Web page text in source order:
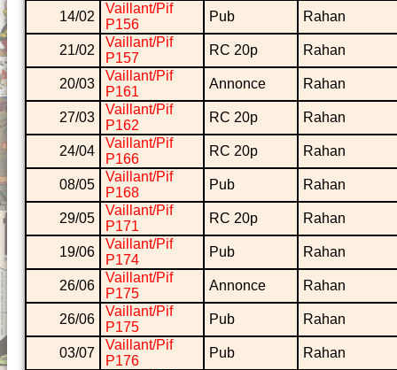
14/02
Vaillant/Pif
P156
Pub Rahan
21/02
Vaillant/Pif
P157
RC 20p Rahan
20/03
Vaillant/Pif
P161
Annonce Rahan
27/03
Vaillant/Pif
P162
RC 20p Rahan
24/04
Vaillant/Pif
P166
RC 20p Rahan
08/05
Vaillant/Pif
P168
Pub Rahan
29/05
Vaillant/Pif
P171
RC 20p Rahan
19/06
Vaillant/Pif
P174
Pub Rahan
26/06
Vaillant/Pif
P175
Annonce Rahan
26/06
Vaillant/Pif
P175
Pub Rahan
03/07
Vaillant/Pif
P176
Pub Rahan